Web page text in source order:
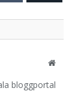
Website
bloggportal